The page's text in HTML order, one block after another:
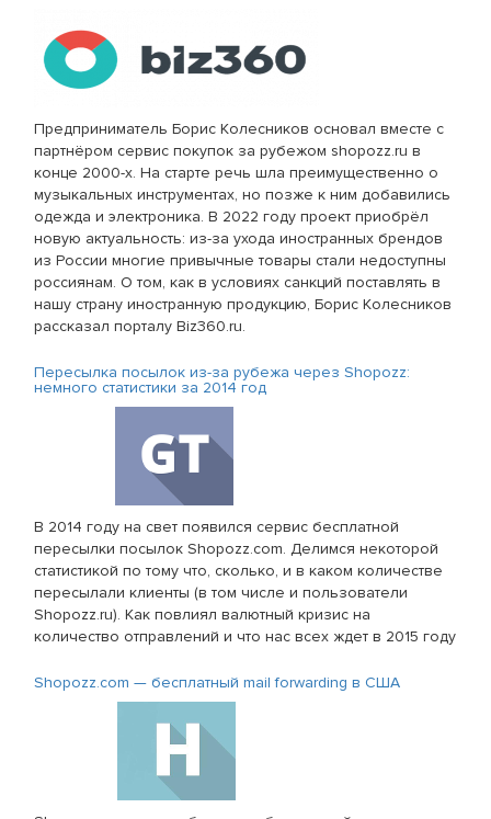
Предприниматель Борис Колесников основал вместе с
партнёром сервис покупок за рубежом shopozz.ru в
конце 2000-х. На старте речь шла преимущественно о
музыкальных инструментах, но позже к ним добавились
одежда и электроника. В 2022 году проект приобрёл
новую актуальность: из-за ухода иностранных брендов
из России многие привычные товары стали недоступны
россиянам. О том, как в условиях санкций поставлять в
нашу страну иностранную продукцию, Борис Колесников
рассказал порталу Biz360.ru.
Пересылка посылок из-за рубежа через Shopozz:
немного статистики за 2014 год
В 2014 году на свет появился сервис бесплатной
пересылки посылок Shopozz.com. Делимся некоторой
статистикой по тому что, сколько, и в каком количестве
пересылали клиенты (в том числе и пользователи
Shopozz.ru). Как повлиял валютный кризис на
количество отправлений и что нас всех ждет в 2015 году
Shopozz.com — бесплатный mail forwarding в США